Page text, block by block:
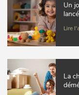
Un
Lire
La